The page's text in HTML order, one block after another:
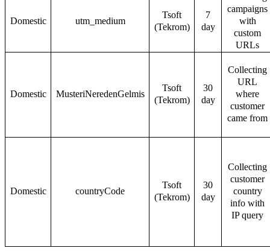
Domestic utm_medium
Tsoft
(Tekrom)
7
day
campaigns
with
custom
URLs
Domestic MusteriNeredenGelmis
Tsoft
(Tekrom)
30
day
Collecting
URL
where
customer
came from
Domestic countryCode
Tsoft
(Tekrom)
30
day
Collecting
customer
country
info with
IP query